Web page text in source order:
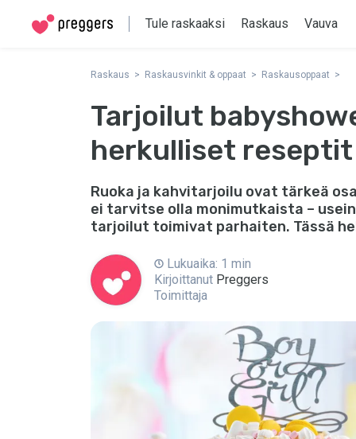
Tule raskaaksi Raskaus Vauva
Raskaus Raskausvinkit & oppaat Raskausoppaat
Tarjoilut
herkulliset reseptit
Ruoka ja kahvitarjoilu ovat tärkeä
ei tarvitse olla monimutkaista –
tarjoilut toimivat parhaiten. Tässä
Lukuaika: 1 min
Kirjoittanut Preggers
Toimittaja